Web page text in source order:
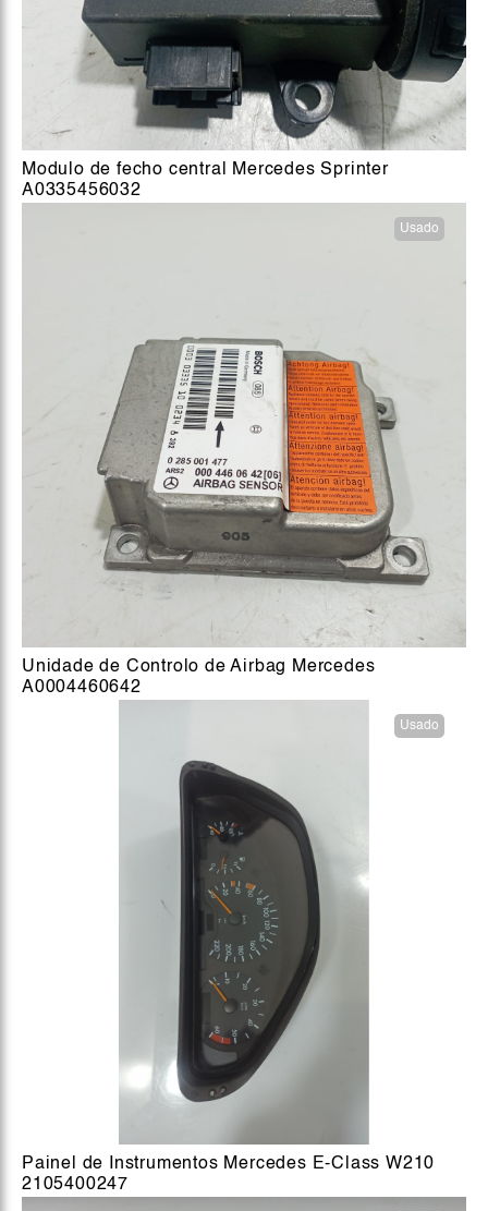
Modulo de fecho central Mercedes Sprinter
A0335456032
Usado
Unidade de Controlo de Airbag Mercedes
A0004460642
Usado
Painel de Instrumentos Mercedes E-Class W210
2105400247